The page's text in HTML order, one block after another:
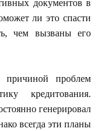
документов в
ли это спасти
чем вызваны его
причиной проблем
кредитования.
генерировал
всегда эти планы